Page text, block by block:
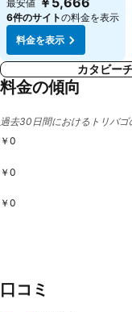
最安値
6件のサイトの料金を表示
料金を表示
カタビー
料金の傾向
過去30日間におけるトリバ
￥0
￥0
￥0
口コミ